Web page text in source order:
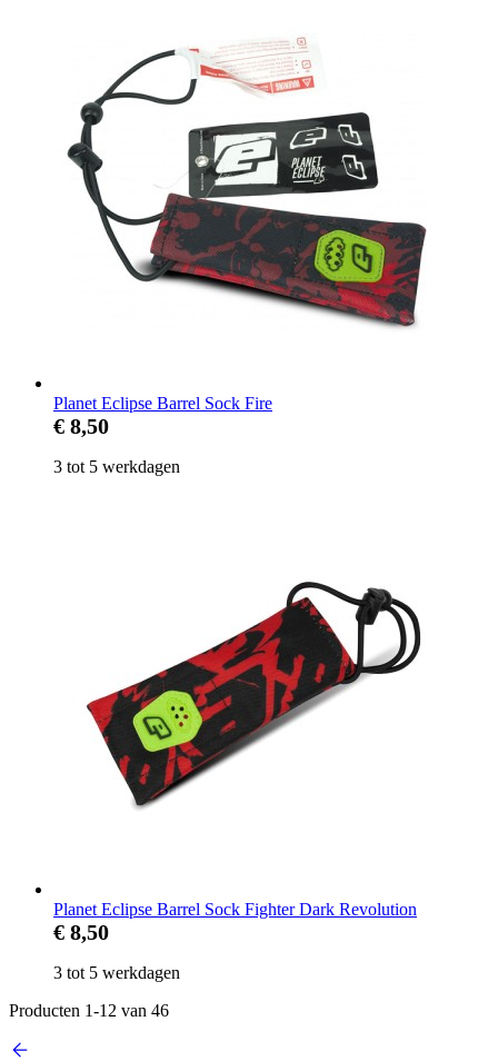
Planet Eclipse Barrel Sock Fire
€ 8,50
3 tot 5 werkdagen
Planet Eclipse Barrel Sock Fighter Dark Revolution
€ 8,50
3 tot 5 werkdagen
Producten 1-12 van 46